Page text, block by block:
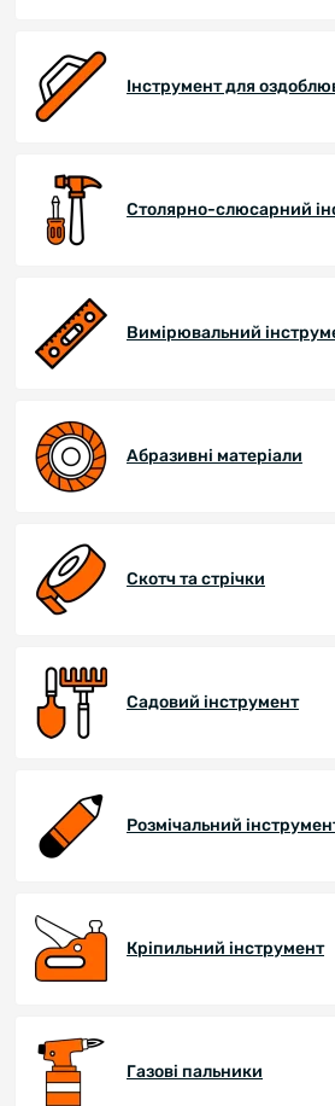
Інструмент для
Столярно-слюсарний
Вимірювальний
Абразивні матеріали
Скотч та стрічки
Садовий інструмент
Розмічальний
Кріпильний інструмент
Газові пальники